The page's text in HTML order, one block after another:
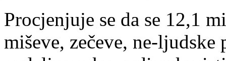
Procjenjuje se da se 12,1
miševe, zečeve, ne-